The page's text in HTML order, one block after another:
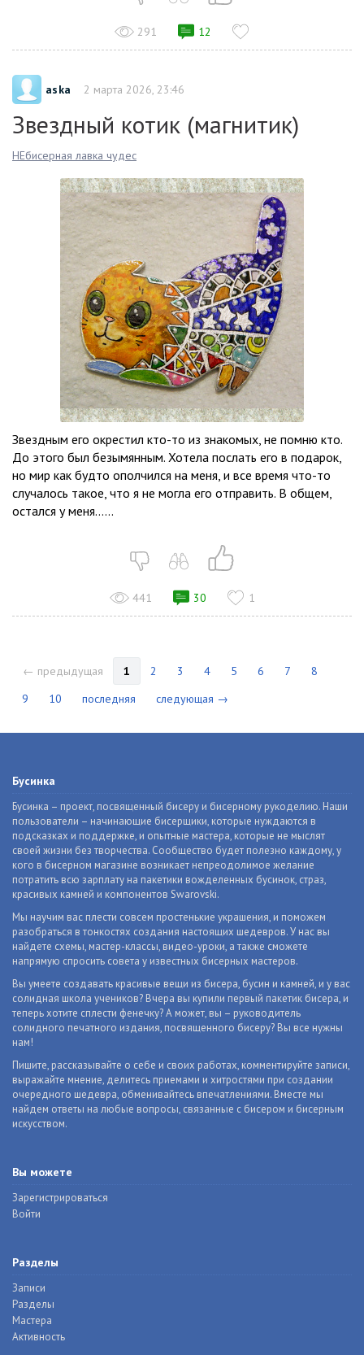
291 12
aska 2 марта 2026, 23:46
Звездный котик (магнитик)
НЕбисерная лавка чудес
Звездным его окрестил кто-то из знакомых, не помню кто.
До этого был безымянным. Хотела послать его в подарок,
но мир как будто ополчился на меня, и все время что-то
случалось такое, что я не могла его отправить. В общем,
остался у меня…...
441 30 1
← предыдущая 1 2 3 4 5 6 7
8
9
10 последняя следующая →
Бусинка
Бусинка – проект, посвященный бисеру и бисерному рукоделию. Наши
пользователи – начинающие бисерщики, которые нуждаются в
подсказках и поддержке, и опытные мастера, которые не мыслят
своей жизни без творчества. Сообщество будет полезно каждому, у
кого в бисерном магазине возникает непреодолимое желание
потратить всю зарплату на пакетики вожделенных бусинок, страз,
красивых камней и компонентов Swarovski.
Мы научим вас плести совсем простенькие украшения, и поможем
разобраться в тонкостях создания настоящих шедевров. У нас вы
найдете схемы, мастер-классы, видео-уроки, а также сможете
напрямую спросить совета у известных бисерных мастеров.
Вы умеете создавать красивые вещи из бисера, бусин и камней, и у вас
солидная школа учеников? Вчера вы купили первый пакетик бисера, и
теперь хотите сплести фенечку? А может, вы – руководитель
солидного печатного издания, посвященного бисеру? Вы все нужны
нам!
Пишите, рассказывайте о себе и своих работах, комментируйте записи,
выражайте мнение, делитесь приемами и хитростями при создании
очередного шедевра, обменивайтесь впечатлениями. Вместе мы
найдем ответы на любые вопросы, связанные с бисером и бисерным
искусством.
Вы можете
Зарегистрироваться
Войти
Разделы
Записи
Разделы
Мастера
Активность